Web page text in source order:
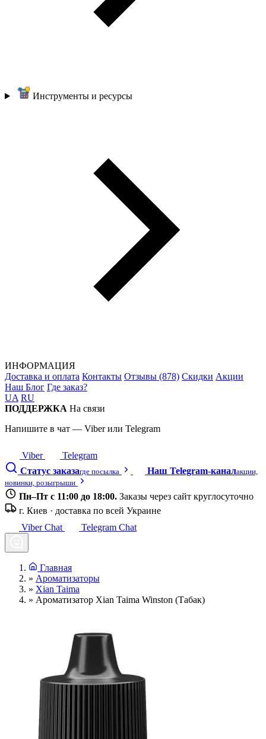
Инструменты и ресурсы
ИНФОРМАЦИЯ
Доставка и оплата Контакты Отзывы (878) Скидки Акции
Наш Блог Где заказ?
UA RU
ПОДДЕРЖКА На связи
Напишите в чат — Viber или Telegram
Viber
Telegram
Статус заказагде посылка Наш Telegram-каналакции,
новинки, розыгрыши
Пн–Пт с 11:00 до 18:00. Заказы через сайт круглосуточно
г. Киев · доставка по всей Украине
Viber Chat
Telegram Chat
Главная
» Ароматизаторы
» Xian Taima
» Ароматизатор Xian Taima Winston (Табак)